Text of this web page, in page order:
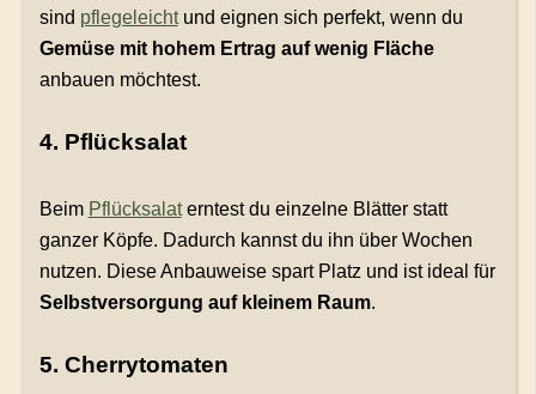
sind pflegeleichtund eignen sich perfekt, wenn du
Gemüse mit hohem Ertrag auf wenig Fläche
anbauen möchtest.
4. Pflücksalat
Beim Pflücksalaterntest du einzelne Blätter statt
ganzer Köpfe. Dadurch kannst du ihn über Wochen
nutzen. Diese Anbauweise spart Platz und ist ideal für
Selbstversorgung auf kleinem Raum.
5. Cherrytomaten